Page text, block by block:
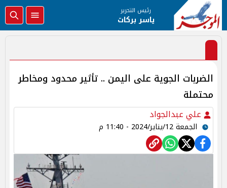
رئيس التحرير
ياسر بركات
الضربات الجوية على اليمن .. تأثير محدود ومخاطر
محتملة
علي عبدالجواد
الجمعة 12/يناير/2024 - 11:40 م